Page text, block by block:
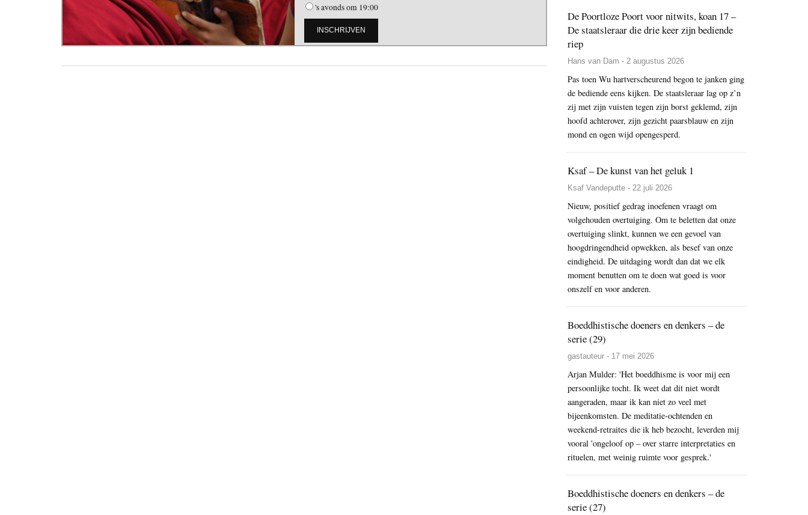
's avonds om 19:00
De Poortloze Poort voor nitwits, koan 17 –
De staatsleraar die drie keer zijn bediende
riep
Hans van Dam - 2 augustus 2026
Pas toen Wu hartverscheurend begon te janken ging
de bediende eens kijken. De staatsleraar lag op z’n
zij met zijn vuisten tegen zijn borst geklemd, zijn
hoofd achterover, zijn gezicht paarsblauw en zijn
mond en ogen wijd opengesperd.
Ksaf – De kunst van het geluk 1
Ksaf Vandeputte - 22 juli 2026
Nieuw, positief gedrag inoefenen vraagt om
volgehouden overtuiging. Om te beletten dat onze
overtuiging slinkt, kunnen we een gevoel van
hoogdringendheid opwekken, als besef van onze
eindigheid. De uitdaging wordt dan dat we elk
moment benutten om te doen wat goed is voor
onszelf en voor anderen.
Boeddhistische doeners en denkers – de
serie (29)
gastauteur - 17 mei 2026
Arjan Mulder: 'Het boeddhisme is voor mij een
persoonlijke tocht. Ik weet dat dit niet wordt
aangeraden, maar ik kan niet zo veel met
bijeenkomsten. De meditatie-ochtenden en
weekend-retraites die ik heb bezocht, leverden mij
vooral 'ongeloof op – over starre interpretaties en
rituelen, met weinig ruimte voor gesprek.'
Boeddhistische doeners en denkers – de
serie (27)